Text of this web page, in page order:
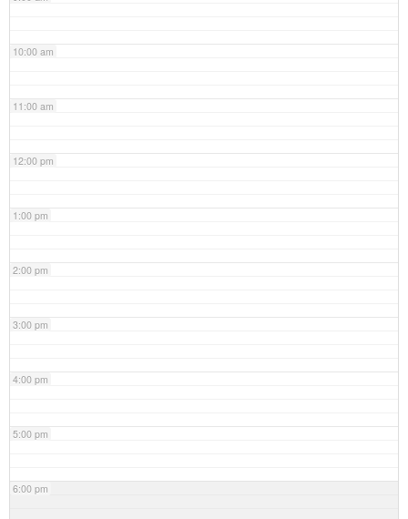
10:00 am
11:00 am
12:00 pm
1:00 pm
2:00 pm
3:00 pm
4:00 pm
5:00 pm
6:00 pm